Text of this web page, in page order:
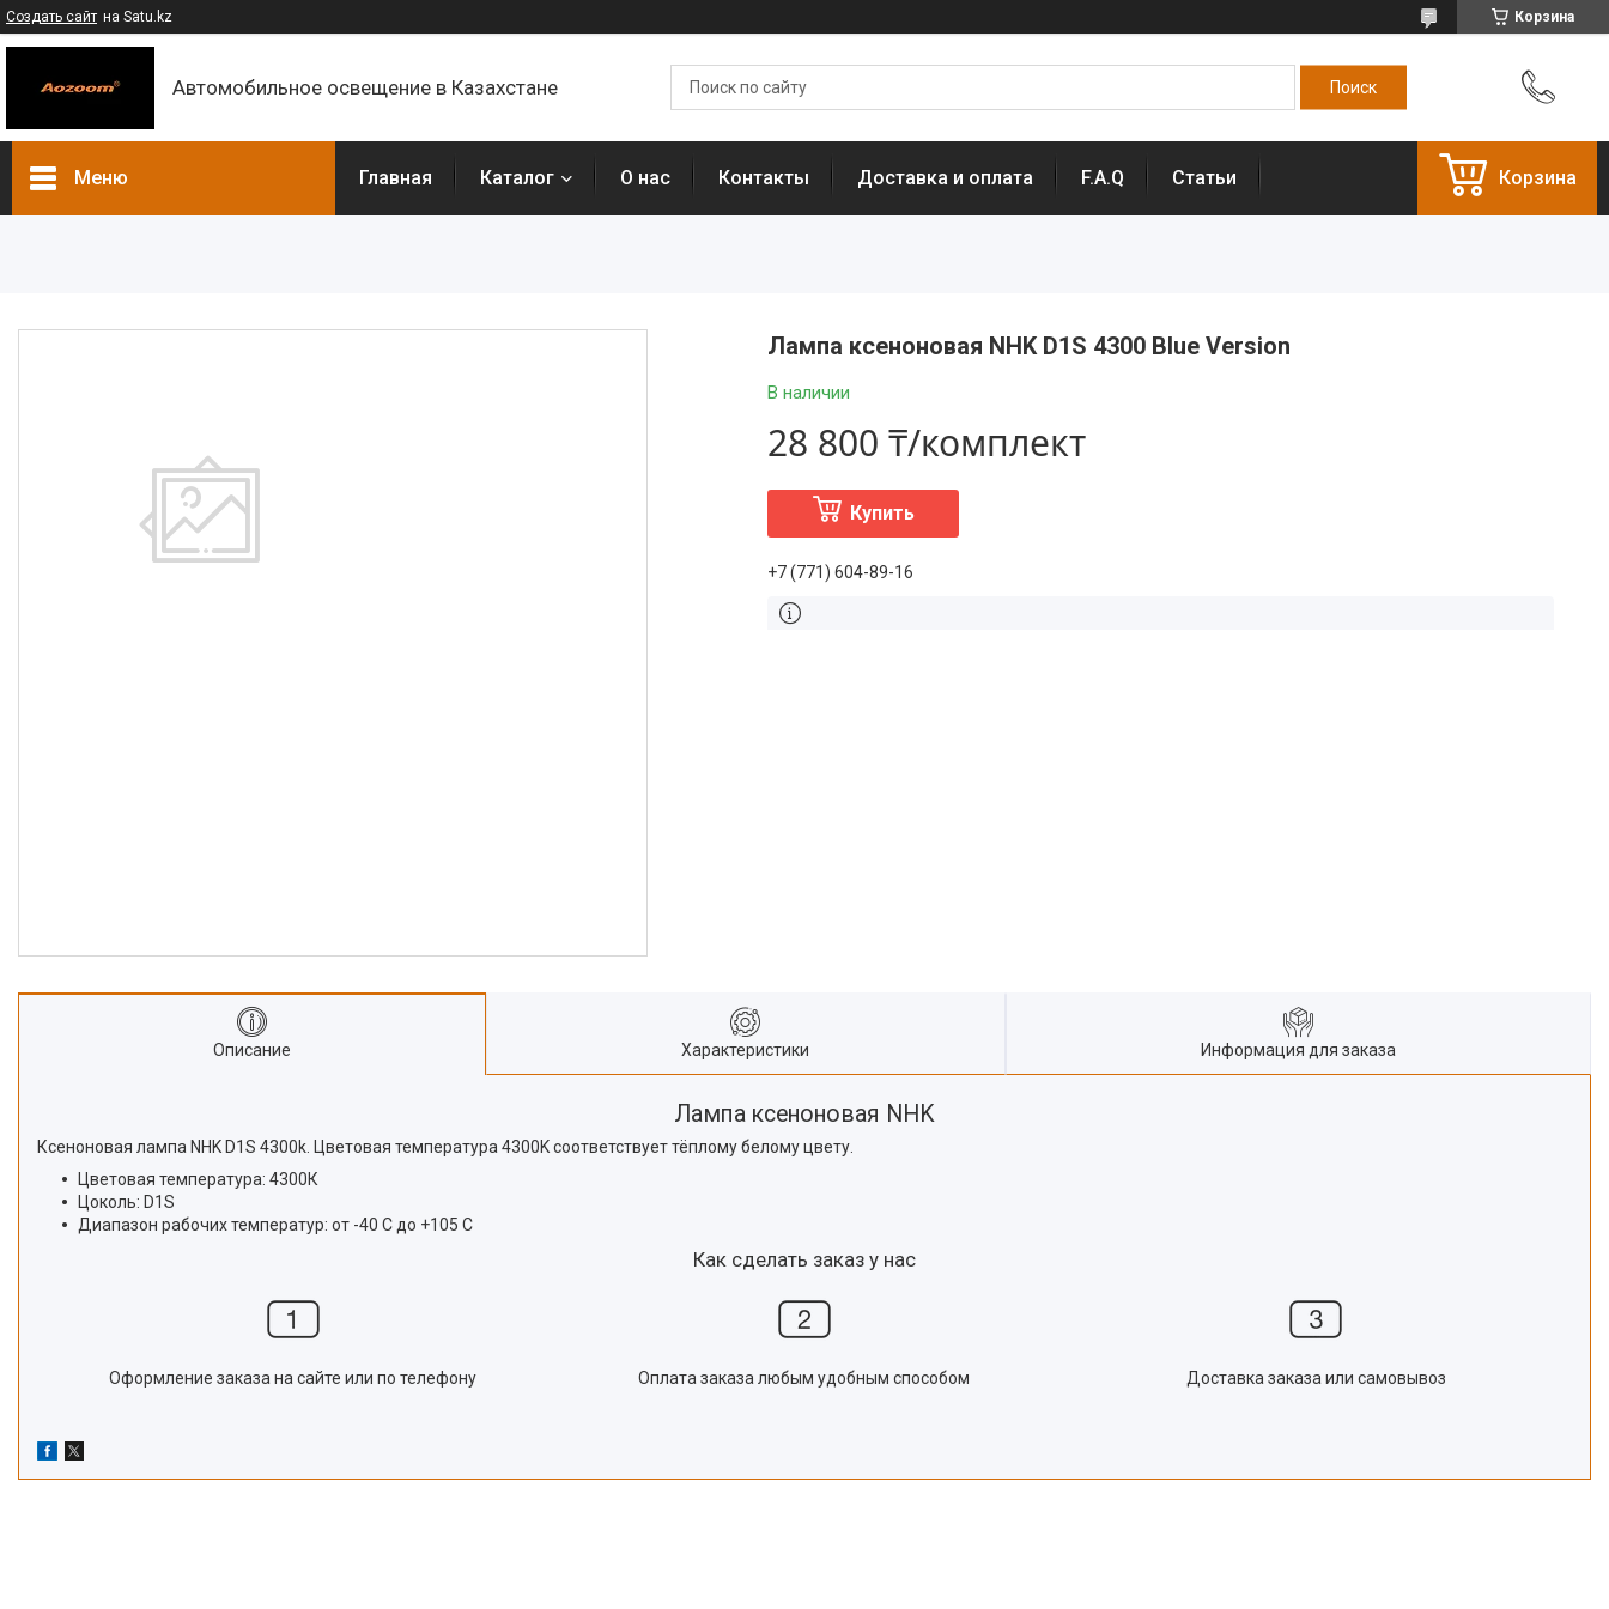
Создать сайт на Satu.kz Корзина
Автомобильное освещение в Казахстане
Меню Главная Каталог О нас Контакты Доставка и оплата F.A.Q Статьи Корзина
Лампа ксеноновая NHK D1S 4300 Blue Version
В наличии
28 800 ₸/комплект
Купить
+7 (771) 604-89-16
Описание Характеристики Информация для заказа
Лампа ксеноновая NHK
Ксеноновая лампа NHK D1S 4300k. Цветовая температура 4300K соответствует тёплому белому цвету.
Цветовая температура: 4300К
Цоколь: D1S
Диапазон рабочих температур: от -40 С до +105 С
Как сделать заказ у нас
Оформление заказа на сайте или по телефону Оплата заказа любым удобным способом Доставка заказа или самовывоз